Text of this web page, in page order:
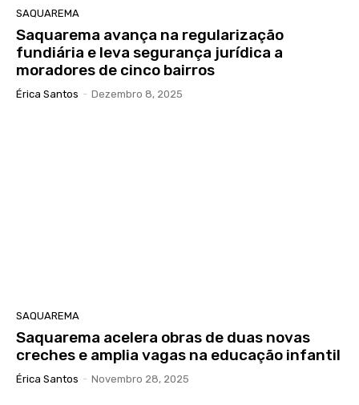
SAQUAREMA
Saquarema avança na regularização
fundiária e leva segurança jurídica a
moradores de cinco bairros
Érica Santos - Dezembro 8, 2025
SAQUAREMA
Saquarema acelera obras de duas novas
creches e amplia vagas na educação infantil
Érica Santos - Novembro 28, 2025